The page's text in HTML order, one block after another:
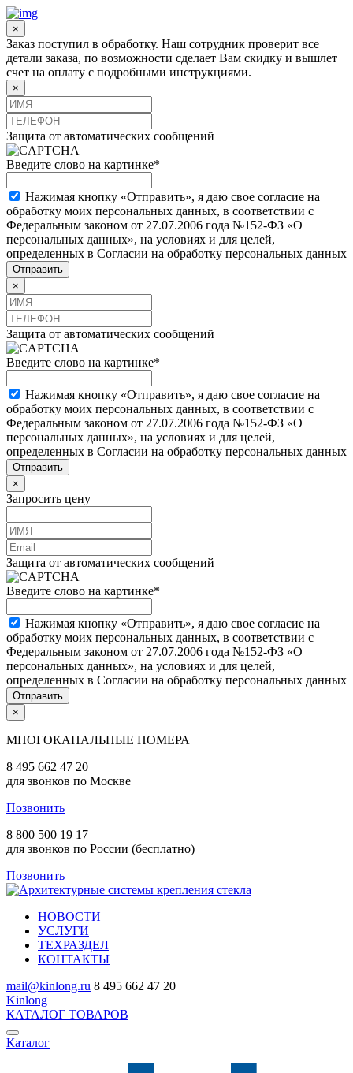
×
Заказ поступил в обработку. Наш сотрудник проверит все
детали заказа, по возможности сделает Вам скидку и вышлет
счет на оплату с подробными инструкциями.
×
Защита от автоматических сообщений
Введите слово на картинке*
Нажимая кнопку «Отправить», я даю свое согласие на
обработку моих персональных данных, в соответствии с
Федеральным законом от 27.07.2006 года №152-ФЗ «О
персональных данных», на условиях и для целей,
определенных в Согласии на обработку персональных данных
×
Защита от автоматических сообщений
Введите слово на картинке*
Нажимая кнопку «Отправить», я даю свое согласие на
обработку моих персональных данных, в соответствии с
Федеральным законом от 27.07.2006 года №152-ФЗ «О
персональных данных», на условиях и для целей,
определенных в Согласии на обработку персональных данных
×
Запросить цену
Защита от автоматических сообщений
Введите слово на картинке*
Нажимая кнопку «Отправить», я даю свое согласие на
обработку моих персональных данных, в соответствии с
Федеральным законом от 27.07.2006 года №152-ФЗ «О
персональных данных», на условиях и для целей,
определенных в Согласии на обработку персональных данных
×
МНОГОКАНАЛЬНЫЕ НОМЕРА
8 495 662 47 20
для звонков по Москве
Позвонить
8 800 500 19 17
для звонков по России (бесплатно)
Позвонить
НОВОСТИ
УСЛУГИ
ТЕХРАЗДЕЛ
КОНТАКТЫ
mail@kinlong.ru 8 495 662 47 20
Kinlong
КАТАЛОГ ТОВАРОВ
Каталог